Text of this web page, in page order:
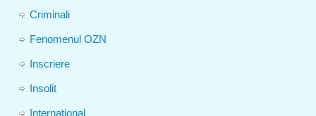
Criminali
Fenomenul OZN
Inscriere
Insolit
International